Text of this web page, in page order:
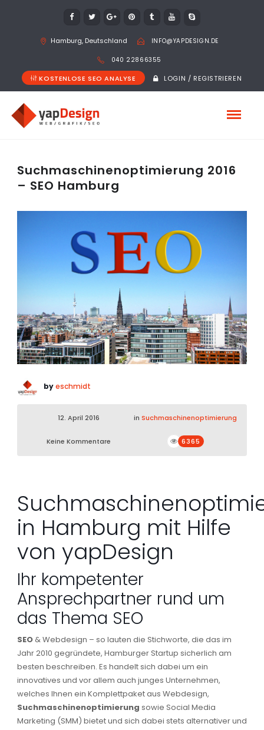
Hamburg, Deutschland INFO@YAPDESIGN.DE
040 22866355
KOSTENLOSE SEO ANALYSE LOGIN / REGISTRIEREN
Suchmaschinenoptimierung 2016
– SEO Hamburg
byeschmidt
12. April 2016 in Suchmaschinenoptimierung
Keine Kommentare 6365
in Hamburg mit Hilfe
von yapDesign
Ihr kompetenter
Ansprechpartner rund um
das Thema SEO
SEO& Webdesign – so lauten die Stichworte, die das im
Jahr 2010 gegründete, Hamburger Startup sicherlich am
besten beschreiben. Es handelt sich dabei um ein
innovatives und vor allem auch junges Unternehmen,
welches Ihnen ein Komplettpaket aus Webdesign,
Suchmaschinenoptimierung sowie Social Media
Marketing (SMM) bietet und sich dabei stets alternativer und